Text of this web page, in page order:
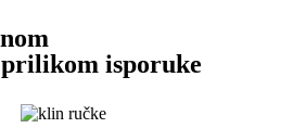
isporuke